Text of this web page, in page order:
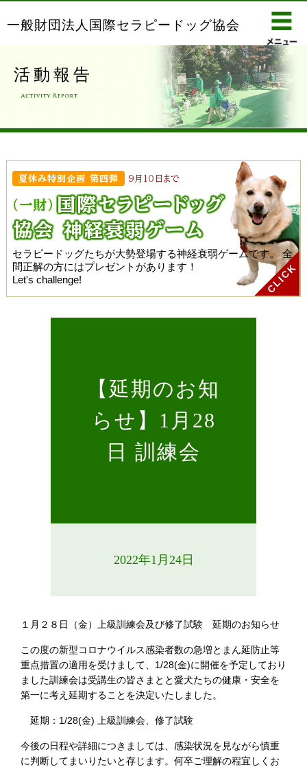
一般財団法人国際セラピードッグ協会
活動報告
夏休み特別企画 第四弾 9月10日まで
(一財) 国際セラピードッグ
協会 神経衰弱ゲーム
セラピードッグたちが大勢登場する神経衰弱ゲームです。 全
問正解の方にはプレゼントがあります！
Let's challenge!
【延期のお知
らせ】1月28
日 訓練会
2022年1月24日
１月２８日（金）上級訓練会及び修了試験 延期のお知らせ
この度の新型コロナウイルス感染者数の急増とまん延防止等
重点措置の適用を受けまして、1/28(金)に開催を予定しており
ました訓練会は受講生の皆さまとと愛犬たちの健康・安全を
第一に考え延期することを決定いたしました。
延期：1/28(金) 上級訓練会、修了試験
今後の日程や詳細につきましては、感染状況を見ながら慎重
に判断してまいりたいと存じます。何卒ご理解の程宜しくお